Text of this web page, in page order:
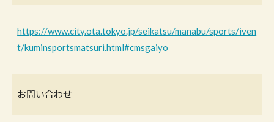
https://www.city.ota.tokyo.jp/seikatsu/manabu/sports/iven
t/kuminsportsmatsuri.html#cmsgaiyo
お問い合わせ